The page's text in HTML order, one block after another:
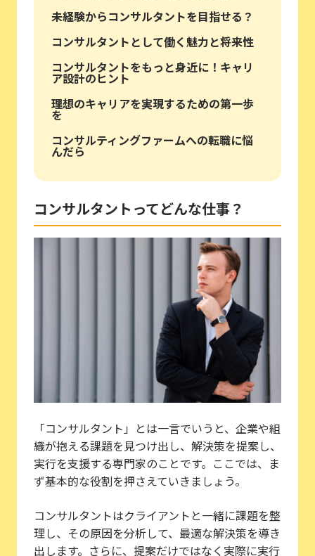
未経験からコンサルタントを目指せる？
コンサルタントとして働く魅力と将来性
コンサルタントをもっと身近に！キャリ
ア設計のヒント
理想のキャリアを実現するための第一歩
を
コンサルティングファームへの転職に悩
んだら
コンサルタントってどんな仕事？
「コンサルタント」とは一言でいうと、企業や組
織が抱える課題を見つけ出し、解決策を提案し、
実行を支援する専門家のことです。ここでは、ま
ず基本的な役割を押さえていきましょう。
コンサルタントはクライアントと一緒に課題を整
理し、その原因を分析して、最適な解決策を導き
出します。さらに、提案だけではなく実際に実行